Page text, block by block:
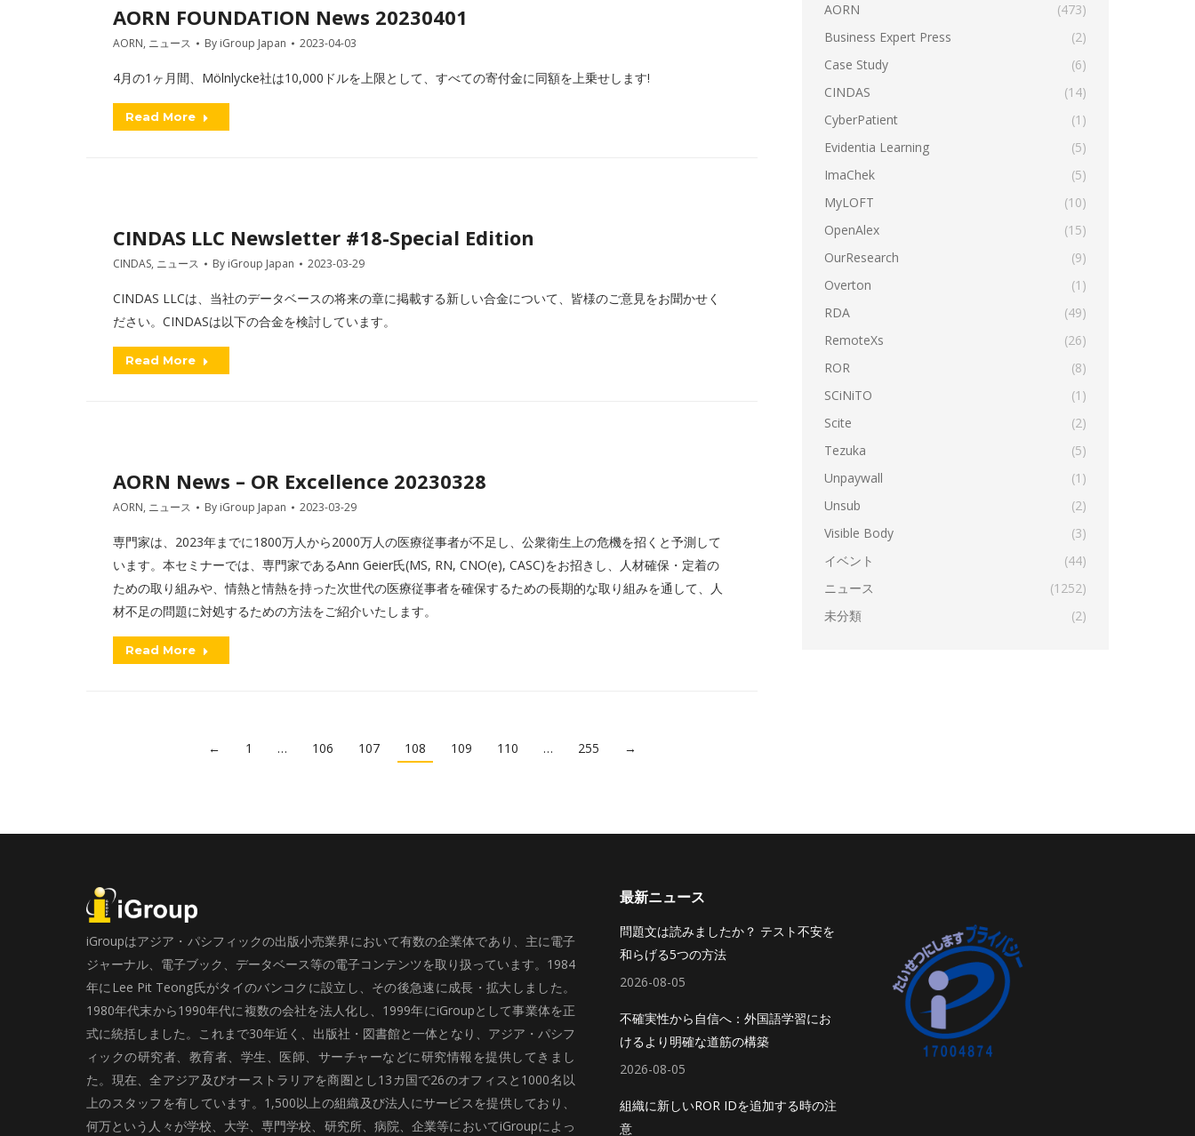
AORN FOUNDATION News 20230401
AORN, ニュース By iGroup Japan 2023-04-03
4月の1ヶ月間、Mölnlycke社は10,000ドルを上限として、すべての寄付金に同額を上乗せします!
Read More
CINDAS LLC Newsletter #18-Special Edition
CINDAS, ニュース By iGroup Japan 2023-03-29
CINDAS LLCは、当社のデータベースの将来の章に掲載する新しい合金について、皆様のご意見をお聞かせく
ださい。CINDASは以下の合金を検討しています。
Read More
AORN News – OR Excellence 20230328
AORN, ニュース By iGroup Japan 2023-03-29
専門家は、2023年までに1800万人から2000万人の医療従事者が不足し、公衆衛生上の危機を招くと予測して
います。本セミナーでは、専門家であるAnn Geier氏(MS, RN, CNO(e), CASC)をお招きし、人材確保・定着の
ための取り組みや、情熱と情熱を持った次世代の医療従事者を確保するための長期的な取り組みを通して、人
材不足の問題に対処するための方法をご紹介いたします。
Read More
← 1 … 106 107 108 109 110 … 255 →
AORN
(473)
Business Expert Press
(2)
Case Study
(6)
CINDAS
(14)
CyberPatient
(1)
Evidentia Learning
(5)
ImaChek
(5)
MyLOFT
(10)
OpenAlex
(15)
OurResearch
(9)
Overton
(1)
RDA
(49)
RemoteXs
(26)
ROR
(8)
SCiNiTO
(1)
Scite
(2)
Tezuka
(5)
Unpaywall
(1)
Unsub
(2)
Visible Body
(3)
イベント
(44)
ニュース
(1252)
未分類
(2)
iGroupはアジア・パシフィックの出版小売業界において有数の企業体であり、主に電子
ジャーナル、電子ブック、データベース等の電子コンテンツを取り扱っています。1984
年にLee Pit Teong氏がタイのバンコクに設立し、その後急速に成長・拡大しました。
1980年代末から1990年代に複数の会社を法人化し、1999年にiGroupとして事業体を正
式に統括しました。これまで30年近く、出版社・図書館と一体となり、アジア・パシフ
ィックの研究者、教育者、学生、医師、サーチャーなどに研究情報を提供してきまし
た。現在、全アジア及びオーストラリアを商圏とし13カ国で26のオフィスと1000名以
上のスタッフを有しています。1,500以上の組織及び法人にサービスを提供しており、
何万という人々が学校、大学、専門学校、研究所、病院、企業等においてiGroupによっ
最新ニュース
問題文は読みましたか？ テスト不安を
和らげる5つの方法
2026-08-05
不確実性から自信へ：外国語学習にお
けるより明確な道筋の構築
2026-08-05
組織に新しいROR IDを追加する時の注
意